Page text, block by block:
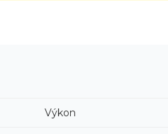
Výkon